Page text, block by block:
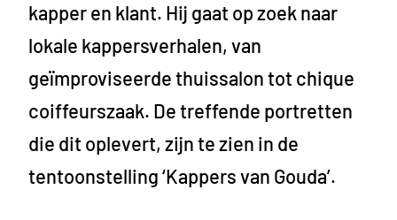
kapper en klant. Hij gaat op zoek naar
lokale kappersverhalen, van
geïmproviseerde thuissalon tot chique
coiffeurszaak. De treffende portretten
die dit oplevert, zijn te zien in de
tentoonstelling ‘Kappers van Gouda’.